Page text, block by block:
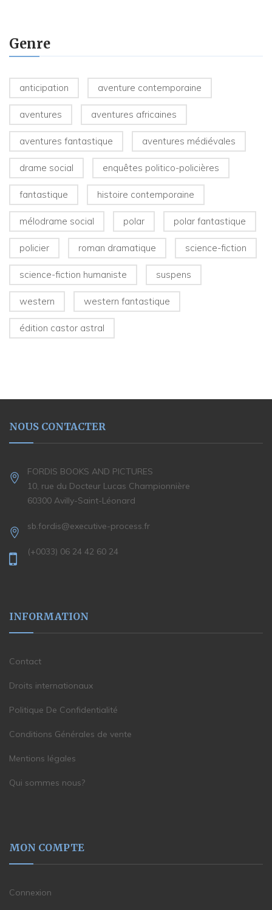
Genre
anticipation aventure contemporaine
aventures aventures africaines
aventures fantastique aventures médiévales
drame social enquêtes politico-policières
fantastique histoire contemporaine
mélodrame social polar polar fantastique
policier roman dramatique science-fiction
science-fiction humaniste suspens
western western fantastique
édition castor astral
NOUS CONTACTER
FORDIS BOOKS AND PICTURES
10, rue du Docteur Lucas Championnière
60300 Avilly-Saint-Léonard
sb.fordis@executive-process.fr
(+0033) 06 24 42 60 24
INFORMATION
Contact
Droits internationaux
Politique De Confidentialité
Conditions Générales de vente
Mentions légales
Qui sommes nous?
MON COMPTE
Connexion